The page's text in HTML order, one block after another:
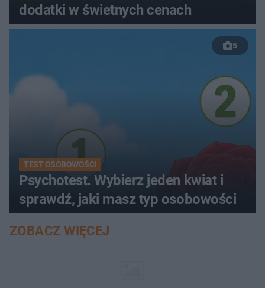
dodatki w świetnych cenach
5
TEST OSOBOWOŚCI
Psychotest. Wybierz jeden kwiat i
sprawdź, jaki masz typ osobowości
ZOBACZ WIĘCEJ